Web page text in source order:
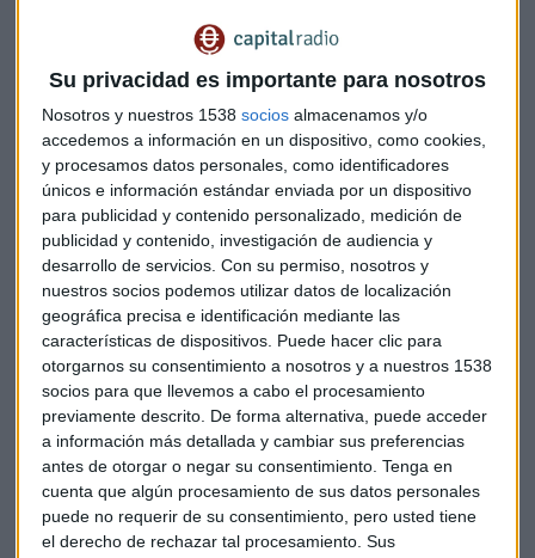
Su privacidad es importante para nosotros
Nosotros y nuestros 1538 socios almacenamos y/o
accedemos a información en un dispositivo, como cookies,
y procesamos datos personales, como identificadores
únicos e información estándar enviada por un dispositivo
para publicidad y contenido personalizado, medición de
publicidad y contenido, investigación de audiencia y
desarrollo de servicios. Con su permiso, nosotros y
nuestros socios podemos utilizar datos de localización
geográfica precisa e identificación mediante las
características de dispositivos. Puede hacer clic para
otorgarnos su consentimiento a nosotros y a nuestros 1538
socios para que llevemos a cabo el procesamiento
previamente descrito. De forma alternativa, puede acceder
a información más detallada y cambiar sus preferencias
antes de otorgar o negar su consentimiento. Tenga en
cuenta que algún procesamiento de sus datos personales
puede no requerir de su consentimiento, pero usted tiene
el derecho de rechazar tal procesamiento. Sus
Por en contrario,MásMóvil tuvo un saldo positivo de
unos 623.000 números
y los operadores móviles virtuales,
de unos 330.000.
El parque de voz con banda ancha móvil ganó en diciembre
81.186 líneas y cerró con un total de 43,9 millones de líneas
de voz con banda ancha móvil, un 4% más que en el mismo
mes de 2017.
Telefonía fija
En 2018 la competencia entre operadores también se
acentuó en la telefonía fija: la transferencia de clientes entre
operadoras fue de 2,3 millones de números fijos. En
diciembre se portaron 184.888 números fijos. El mes cerró
con un total de 19,1 millones de líneas.
Banda ancha fija minorista